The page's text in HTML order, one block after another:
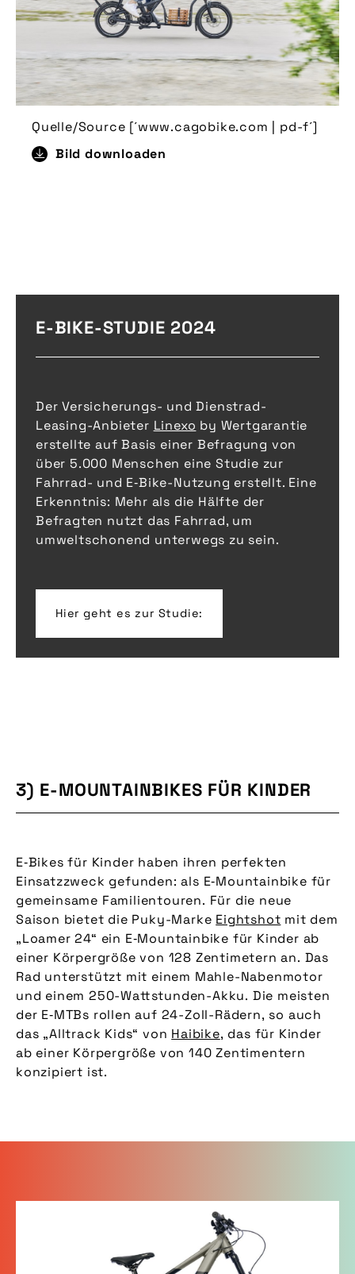
Quelle/Source [´www.cagobike.com | pd-f´]
Bild downloaden
E-BIKE-STUDIE 2024
Der Versicherungs- und Dienstrad-
Leasing-Anbieter Linexo by Wertgarantie
erstellte auf Basis einer Befragung von
über 5.000 Menschen eine Studie zur
Fahrrad- und E‑Bike-Nutzung erstellt. Eine
Erkenntnis: Mehr als die Hälfte der
Befragten nutzt das Fahrrad, um
umweltschonend unterwegs zu sein.
Hier geht es zur Studie:
3) E-MOUNTAINBIKES FÜR KINDER
E‑Bikes für Kinder haben ihren perfekten
Einsatzzweck gefunden: als E‑Mountainbike für
gemeinsame Familientouren. Für die neue
Saison bietet die Puky-Marke Eightshot mit dem
„Loamer 24“ ein E‑Mountainbike für Kinder ab
einer Körpergröße von 128 Zentimetern an. Das
Rad unterstützt mit einem Mahle-Nabenmotor
und einem 250-Wattstunden-Akku. Die meisten
der E‑MTBs rollen auf 24-Zoll-Rädern, so auch
das „Alltrack Kids“ von Haibike, das für Kinder
ab einer Körpergröße von 140 Zentimentern
konzipiert ist.